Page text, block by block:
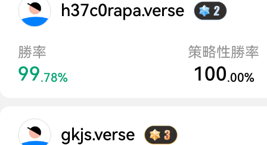
h37c0rapa.verse
勝率
99.78%
策略性勝率
100.00%
gkjs.verse